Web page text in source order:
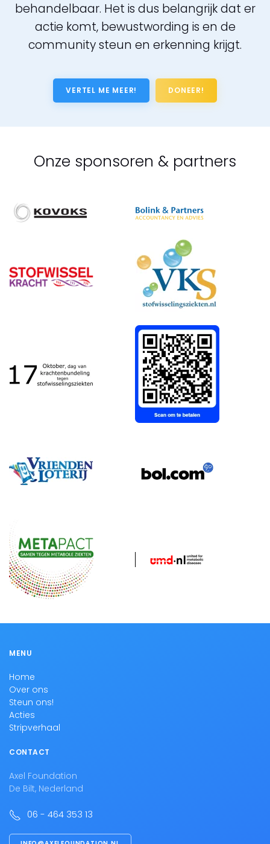
behandelbaar. Het is dus belangrijk dat er
actie komt, bewustwording is en de
community steun en erkenning krijgt.
VERTEL ME MEER! DONEER!
Onze sponsoren & partners
MENU
Home
Over ons
Steun ons!
Acties
Stripverhaal
CONTACT
Axel Foundation
De Bilt, Nederland
06 - 464 353 13